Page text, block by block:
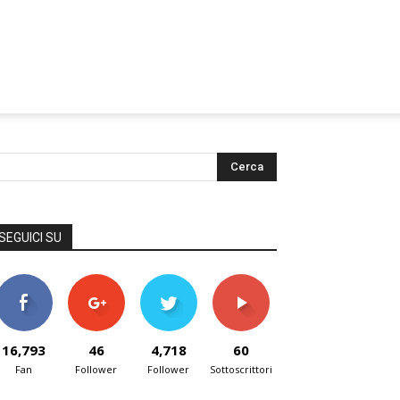
SU
16,793
Fan
46
Follower
4,718
Follower
60
Sottoscrittori